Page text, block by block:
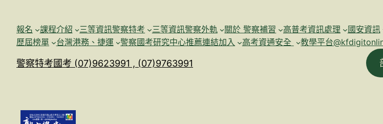
報名 課程介紹 三等資訊警察特考 三等資訊警察外軌 關於 警察補習 高普考資訊處理 國安資訊
歷屆榜單
台灣港務、捷運 警察國考研究中心推薦連結加入 高考資通安全 教學平台
警察特考國考 (07)9623991 , (07)9763991